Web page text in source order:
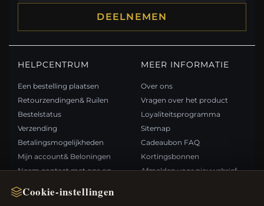
Cookie-instellingen
DEELNEMEN
HELPCENTRUM
Een bestelling plaatsen
Retourzendingen& Ruilen
Bestelstatus
Verzending
Betalingsmogelijkheden
Mijn account& Beloningen
Neem contact met ons op
MEER INFORMATIE
Over ons
Vragen over het product
Loyaliteitsprogramma
Sitemap
Cadeaubon FAQ
Kortingsbonnen
Afmelden voor nieuwsbrief